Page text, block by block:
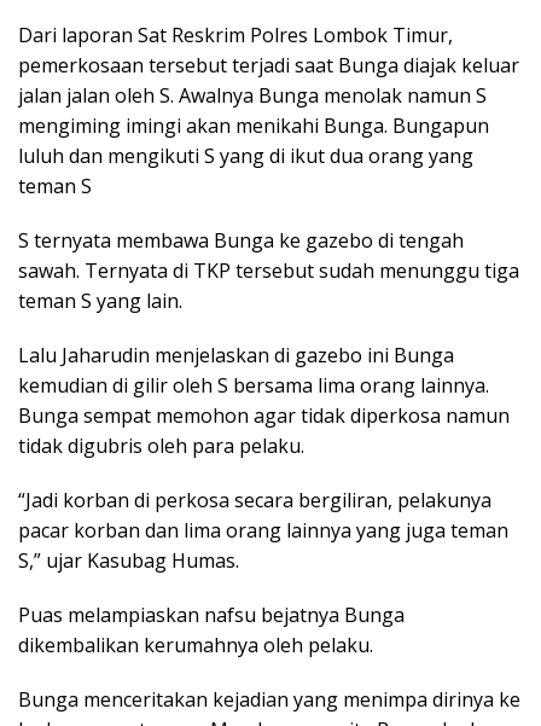
Dari laporan Sat Reskrim Polres Lombok Timur,
pemerkosaan tersebut terjadi saat Bunga diajak keluar
jalan jalan oleh S. Awalnya Bunga menolak namun S
mengiming imingi akan menikahi Bunga. Bungapun
luluh dan mengikuti S yang di ikut dua orang yang
teman S
S ternyata membawa Bunga ke gazebo di tengah
sawah. Ternyata di TKP tersebut sudah menunggu tiga
teman S yang lain.
Lalu Jaharudin menjelaskan di gazebo ini Bunga
kemudian di gilir oleh S bersama lima orang lainnya.
Bunga sempat memohon agar tidak diperkosa namun
tidak digubris oleh para pelaku.
“Jadi korban di perkosa secara bergiliran, pelakunya
pacar korban dan lima orang lainnya yang juga teman
S,” ujar Kasubag Humas.
Puas melampiaskan nafsu bejatnya Bunga
dikembalikan kerumahnya oleh pelaku.
Bunga menceritakan kejadian yang menimpa dirinya ke